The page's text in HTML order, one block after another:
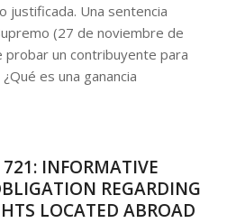
justificada. Una sentencia
(27 de noviembre de
probar un contribuyente para
es una ganancia
INFORMATIVE
REGARDING
LOCATED ABROAD